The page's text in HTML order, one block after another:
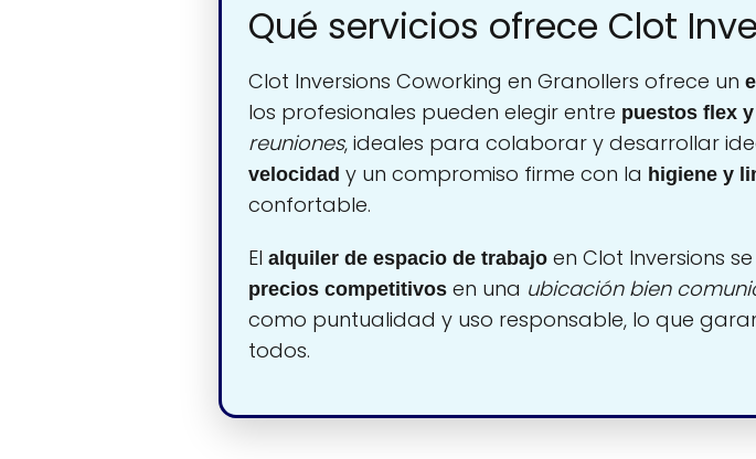
Qué servicios ofrece Clot
Clot Inversions Coworking en Granollers ofrece un
los profesionales pueden elegir entre puestos flex
reuniones, ideales para colaborar y desarrollar
velocidad y un compromiso firme con la higiene y
confortable.
El alquiler de espacio de trabajo en Clot Inversions
precios competitivos en una ubicación bien
como puntualidad y uso responsable, lo que
todos.